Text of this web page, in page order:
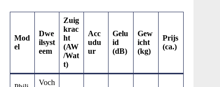
Mod
el
Dwe
ilsyst
eem
Zuig
krac
ht
(AW
/Wat
t)
Acc
udu
ur
Gelu
id
(dB)
Gew
icht
(kg)
Prijs
(ca.)
Voch